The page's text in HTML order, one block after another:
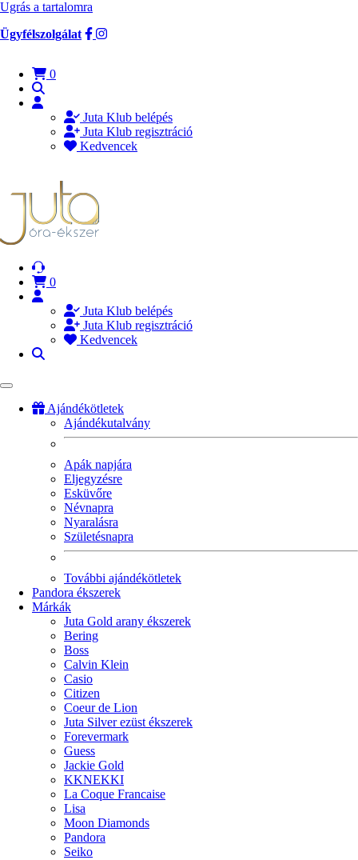
Ugrás a tartalomra
Ügyfélszolgálat
0
Juta Klub belépés
Juta Klub regisztráció
Kedvencek
0
Juta Klub belépés
Juta Klub regisztráció
Kedvencek
Ajándékötletek
Ajándékutalvány
Apák napjára
Eljegyzésre
Esküvőre
Névnapra
Nyaralásra
Születésnapra
További ajándékötletek
Pandora ékszerek
Márkák
Juta Gold arany ékszerek
Bering
Boss
Calvin Klein
Casio
Citizen
Coeur de Lion
Juta Silver ezüst ékszerek
Forevermark
Guess
Jackie Gold
KKNEKKI
La Coque Francaise
Lisa
Moon Diamonds
Pandora
Seiko